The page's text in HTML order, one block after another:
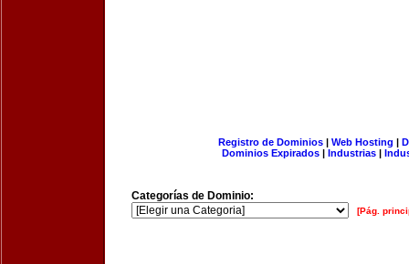
Registro de Dominios| Web Hosting |
Dominios Expirados | Industrias |
Categorías de Dominio:
[Pág.